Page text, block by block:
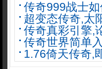
传奇999战士
超变态传奇,太
传奇真彩引擎,
传奇世界简单
1.76倚天传奇,